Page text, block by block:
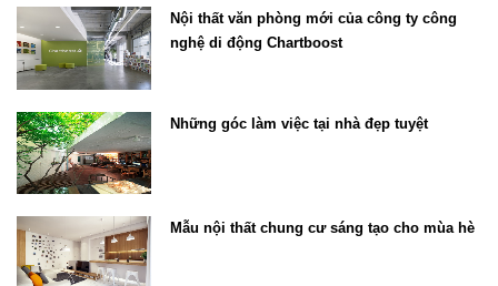
Nội thất văn phòng mới của công ty công
nghệ di động Chartboost
Những góc làm việc tại nhà đẹp tuyệt
Mẫu nội thất chung cư sáng tạo cho mùa hè